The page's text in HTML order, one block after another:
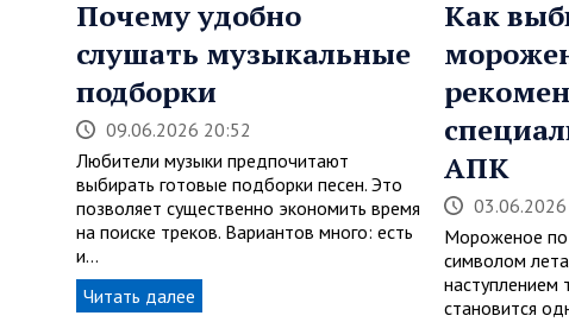
Почему удобно
слушать музыкальные
подборки
09.06.2026 20:52
Любители музыки предпочитают
выбирать готовые подборки песен. Это
позволяет существенно экономить время
на поиске треков. Вариантов много: есть
и…
Читать далее
Как
АПК
Мороженое по
символом
наступлением
становится